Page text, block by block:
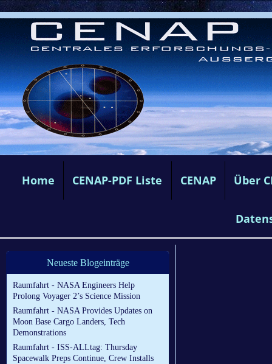
Home CENAP-PDF Liste CENAP Über
Neueste Blogeinträge
Raumfahrt - NASA Engineers Help
Prolong Voyager 2’s Science Mission
Raumfahrt - NASA Provides Updates on
Moon Base Cargo Landers, Tech
Demonstrations
Raumfahrt - ISS-ALLtag: Thursday
Spacewalk Preps Continue, Crew Installs